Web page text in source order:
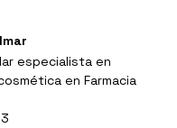
especialista en
en Farmacia